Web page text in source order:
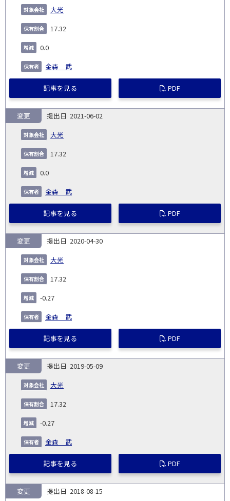
大光
17.32
0.0
金森 武
記事を見る PDF
2021-06-02
大光
変更
17.32
0.0
金森 武
記事を見る PDF
2020-04-30
大光
変更
17.32
-0.27
金森 武
記事を見る PDF
2019-05-09
大光
変更
17.32
-0.27
金森 武
記事を見る PDF
2018-08-15
変更